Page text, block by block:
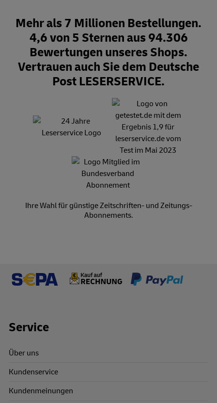
Mehr als 7 Millionen Bestellungen.
4,6 von 5 Sternen aus 94.306
Bewertungen unseres Shops.
Vertrauen auch Sie dem Deutsche
Post LESERSERVICE.
Ihre Wahl für günstige Zeitschriften- und Zeitungs-
Abonnements.
Footer Links
Service
Über uns
Kundenservice
Kundenmeinungen